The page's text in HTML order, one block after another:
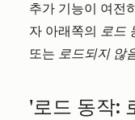
추가 기능이 여전
자 아래쪽의 로드
또는 로드되지 않
'로드 동작: